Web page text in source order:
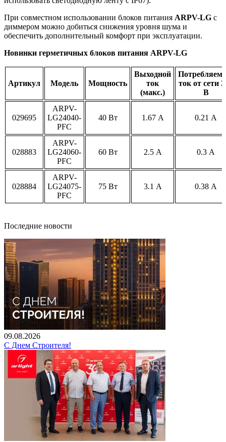
При совместном использовании блоков питания ARPV-LG с
диммером можно добиться снижения уровня шума и
обеспечить дополнительный комфорт при эксплуатации.
Новинки герметичных блоков питания ARPV-LG
Артикул Модель Мощность
Выходной
ток
(макс.)
ток от сети
В
029695
ARPV-
LG24040-
PFC
40 Вт 1.67 А 0.21 А
028883
ARPV-
LG24060-
PFC
60 Вт 2.5 А 0.3 А
028884
ARPV-
LG24075-
PFC
75 Вт 3.1 А 0.38 А
Последние новости
09.08.2026
С Днем Строителя!